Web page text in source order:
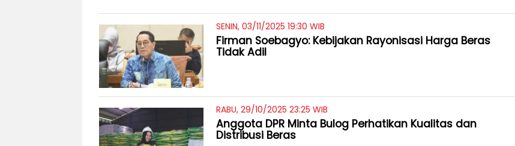
SENIN, 03/11/2025 19:30 WIB
Firman Soebagyo: Kebijakan Rayonisasi Harga Beras
Tidak Adil
RABU, 29/10/2025 23:25 WIB
Anggota DPR Minta Bulog Perhatikan Kualitas dan
Distribusi Beras